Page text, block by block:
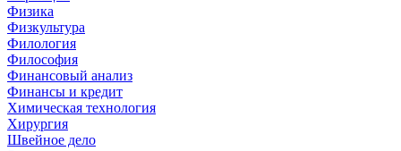
Физика
Физкультура
Филология
Философия
Финансовый анализ
Финансы и кредит
Химическая технология
Хирургия
Швейное дело